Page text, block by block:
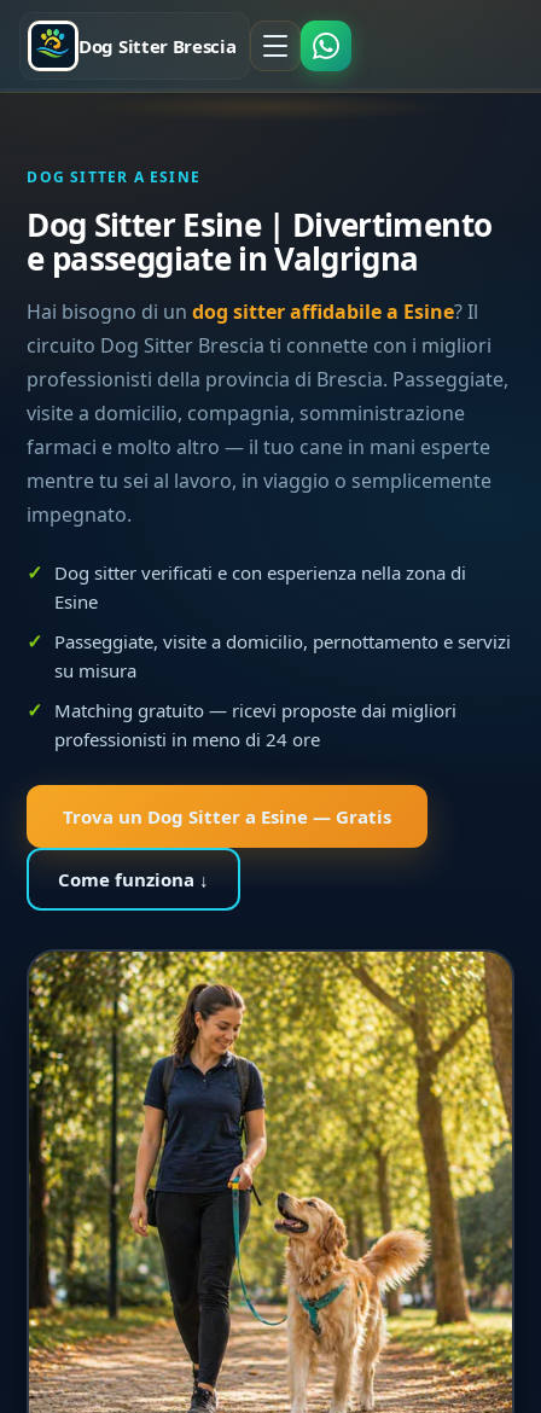
Dog Sitter Brescia
DOG SITTER A ESINE
Dog Sitter Esine | Divertimento
e passeggiate in Valgrigna
Hai bisogno di undog sitter affidabile a Esine? Il
circuito Dog Sitter Brescia ti connette con i migliori
professionisti della provincia di Brescia. Passeggiate,
visite a domicilio, compagnia, somministrazione
farmaci e molto altro — il tuo cane in mani esperte
mentre tu sei al lavoro, in viaggio o semplicemente
impegnato.
Dog sitter verificati e con esperienza nella zona di
Esine
Passeggiate, visite a domicilio, pernottamento e servizi
su misura
Matching gratuito — ricevi proposte dai migliori
professionisti in meno di 24 ore
Trova un Dog Sitter a Esine — Gratis
Come funziona ↓